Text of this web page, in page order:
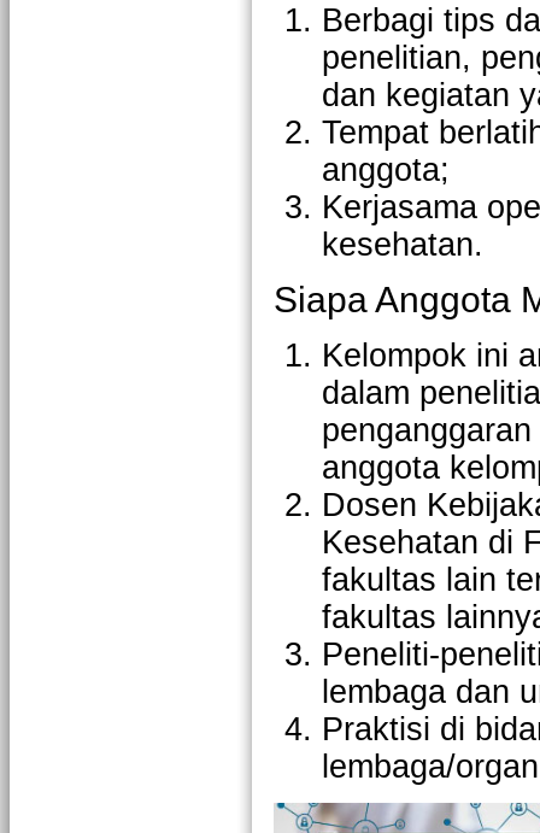
Berbagi tips
penelitian,
dan kegiatan
Tempat
anggota;
Kerjasama
kesehatan.
Siapa Anggota
Kelompok ini
dalam
anggota
Dosen
Kesehatan di
fakultas lain
fakultas
Peneliti-
lembaga dan
Praktisi di
lembaga/